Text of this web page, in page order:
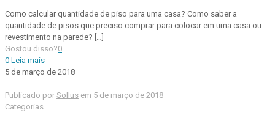
Como calcular quantidade de piso para uma casa? Como saber a
quantidade de pisos que preciso comprar para colocar em uma casa ou
revestimento na parede? […]
Gostou disso?0
0 Leia mais
5 de março de 2018
Publicado por Sollus em 5 de março de 2018
Categorias